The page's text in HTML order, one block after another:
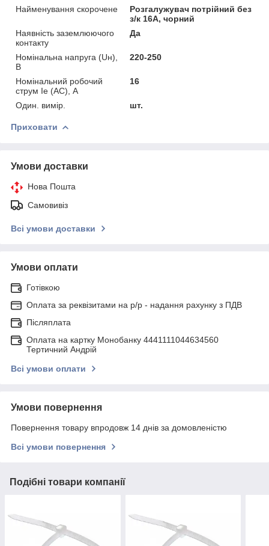
Найменування скорочене
Розгалужувач потрійний без
з/к 16A, чорний
Наявність заземлюючого
контакту
Да
Номінальна напруга (Uн),
В
220-250
Номінальний робочий
струм Ie (AC), А
16
Один. вимір. шт.
Приховати
Умови доставки
Нова Пошта
Самовивіз
Всі умови доставки
Умови оплати
Готівкою
Оплата за реквізитами на р/р - надання рахунку з ПДВ
Післяплата
Оплата на картку Монобанку 4441111044634560
Тертичний Андрій
Всі умови оплати
Умови повернення
Повернення товару впродовж 14 днів за домовленістю
Всі умови повернення
Подібні товари компанії